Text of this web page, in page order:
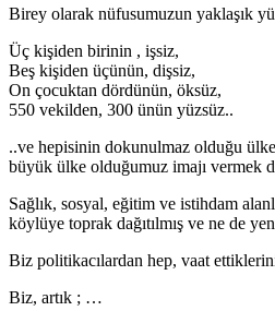
Birey olarak nüfusumuzun yaklaşık
Üç kişiden birinin , işsiz,
Beş kişiden üçünün, dişsiz,
On çocuktan dördünün, öksüz,
550 vekilden, 300 ünün yüzsüz..
..ve hepisinin dokunulmaz olduğu
büyük ülke olduğumuz imajı vermek
Sağlık, sosyal, eğitim ve istihdam
köylüye toprak dağıtılmış ve ne de
Biz politikacılardan hep, vaat
Biz, artık ; …